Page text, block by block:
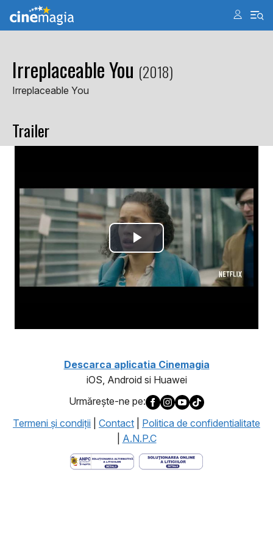
Irreplaceable You (2018)
Irreplaceable You
Trailer
Descarca aplicatia Cinemagia
iOS, Android si Huawei
Urmăreşte-ne pe:
Termeni şi condiţii
Contact
Politica de confidentialitate
A.N.P.C